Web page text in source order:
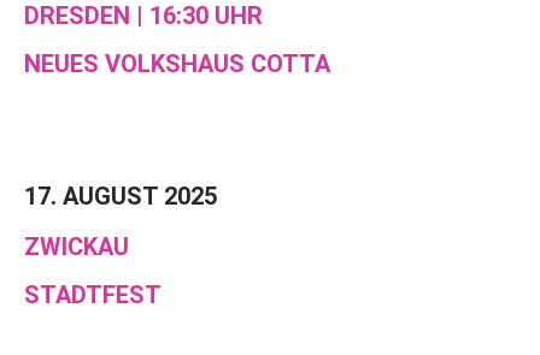
DRESDEN | 16:30 UHR
NEUES VOLKSHAUS COTTA
17. AUGUST 2025
ZWICKAU
STADTFEST